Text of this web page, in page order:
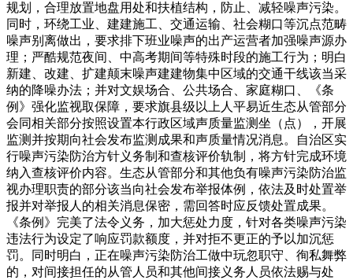
规划，合理放置地盘用处和扶植结构，防止、减轻噪声污染。
同时，环绕工业、建建施工、交通运输、社会糊口等沉点范畴
噪声别离做出，要求排下班业噪声的出产运营者加强噪声源办
理；严酷规范夜间、中高考期间等特殊时段的施工行为；明白
新建、改建、扩建颠末噪声建建物集中区域的交通干线该当采
纳的降噪办法；并对文娱场合、公共场合、家庭糊口、《条
例》强化监视取保障，要求旗县级以上人平易近生态从管部分
会同相关部分按照设置本行政区域声质量监测坐（点），开展
监测并按期向社会发布监测成果和声质量情况消息。自治区实
行噪声污染防治方针义务制和查核评价轨制，将方针完成环境
纳入查核评价内容。生态从管部分和其他负有噪声污染防治监
视办理职责的部分该当向社会发布举报体例，依法及时处置举
报并对举报人的相关消息保密，需回答时应反馈处置成果。
《条例》完美了法令义务，加大惩处力度，针对各类噪声污染
违法行为设定了响应罚款额度，并对拒不更正的予以加沉惩
罚。同时明白，正在噪声污染防治工做中玩忽职守、徇私舞弊
的，对间接担任的从管人员和其他间接义务人员依法赐与处